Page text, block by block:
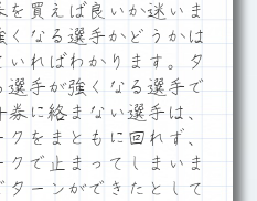
買えば良いか迷いま
なる選手かどうかは
ればわかります。タ
選手が強くなる選手で
に絡まない選手は、
をまともに回れず、
クで止まってしまいま
ターンができたとして